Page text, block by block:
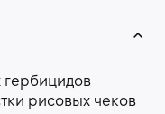
гербицидов
рисовых чеков